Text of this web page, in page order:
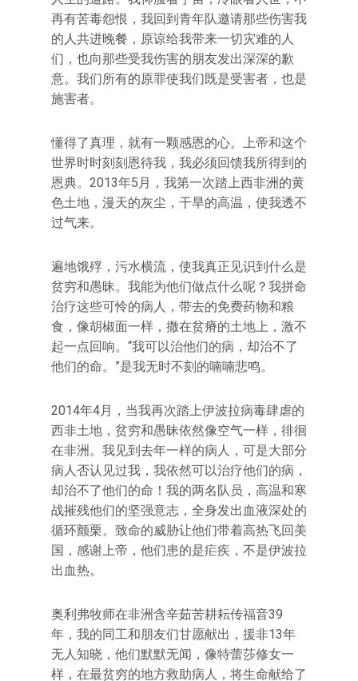
再有苦毒怨恨，我回到青年队邀请那些伤害我
的人共进晚餐，原谅给我带来一切灾难的人
们，也向那些受我伤害的朋友发出深深的歉
意。我们所有的原罪使我们既是受害者，也是
施害者。
懂得了真理，就有一颗感恩的心。上帝和这个
世界时时刻刻恩待我，我必须回馈我所得到的
恩典。2013年5月，我第一次踏上西非洲的黄
色土地，漫天的灰尘，干旱的高温，使我透不
过气来。
遍地饿殍，污水横流，使我真正见识到什么是
贫穷和愚昧。我能为他们做点什么呢？我拼命
治疗这些可怜的病人，带去的免费药物和粮
食，像胡椒面一样，撒在贫瘠的土地上，激不
起一点回响。“我可以治他们的病，却治不了
他们的命。”是我无时不刻的喃喃悲鸣。
2014年4月，当我再次踏上伊波拉病毒肆虐的
西非土地，贫穷和愚昧依然像空气一样，徘徊
在非洲。我见到去年一样的病人，可是大部分
病人否认见过我，我依然可以治疗他们的病，
却治不了他们的命！我的两名队员，高温和寒
战摧残他们的坚强意志，全身发出血液深处的
循环颤栗。致命的威胁让他们带着高热飞回美
国，感谢上帝，他们患的是疟疾，不是伊波拉
出血热。
奥利弗牧师在非洲含辛茹苦耕耘传福音39
年，我的同工和朋友们甘愿献出，援非13年
无人知晓，他们默默无闻，像特蕾莎修女一
样，在最贫穷的地方救助病人，将生命献给了